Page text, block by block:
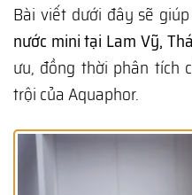
Bài viết dưới đây sẽ
nước mini tại Lam Vỹ,
ưu, đồng thời phân tích
trội của Aquaphor.